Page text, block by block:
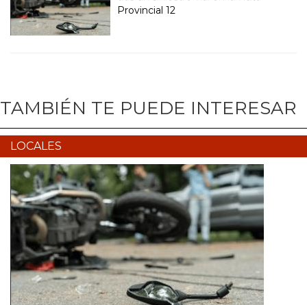
Provincial 12
TAMBIÉN TE PUEDE INTERESAR
LOCALES